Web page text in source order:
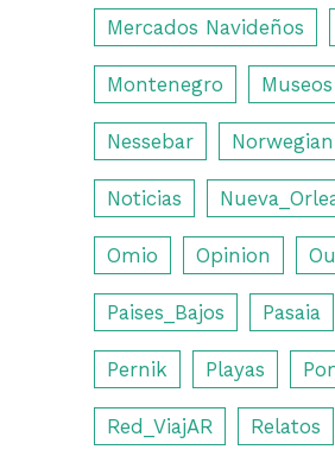
Mercados Navideños
Montenegro Museos
Nessebar Norwegian
Noticias
Omio Opinion
Paises_Bajos Pasaia
Pernik Playas
Red_ViajAR Relatos